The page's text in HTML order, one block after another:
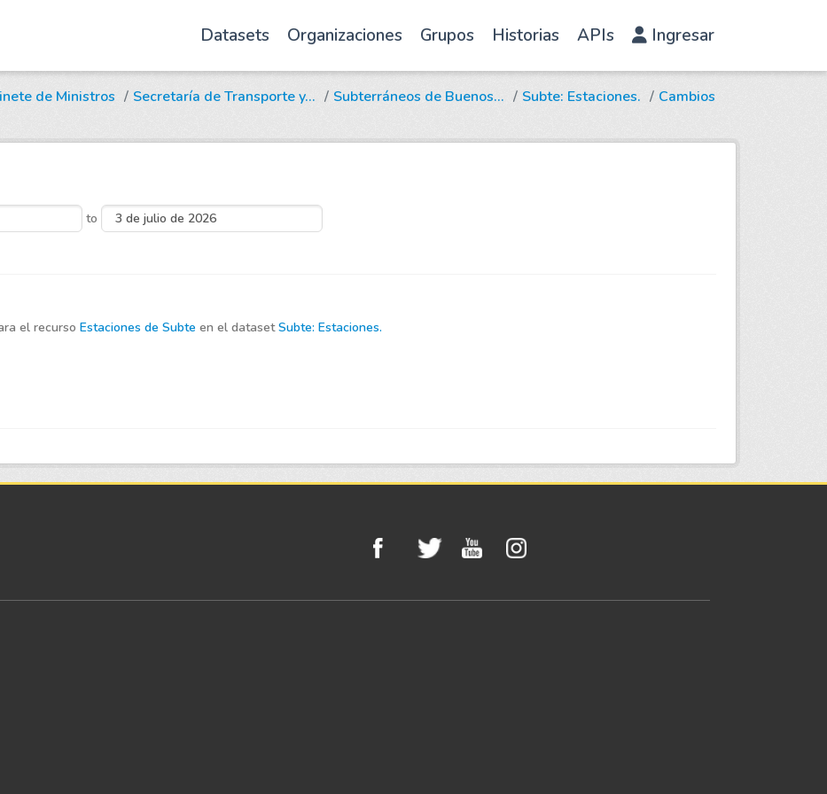
Datasets Organizaciones Grupos Historias APIs Ingresar
de Ministros Secretaría de Transporte y... Subterráneos de Buenos... Subte: Estaciones.
Cambios
to
el recurso Estaciones de Subte en el datasetSubte: Estaciones.